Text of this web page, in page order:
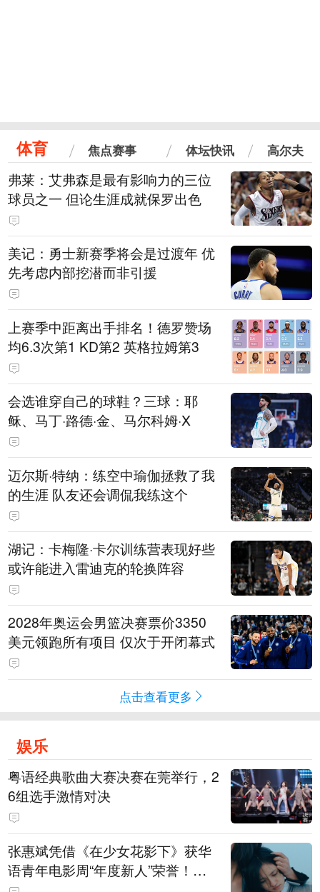
体育 焦点赛事 体坛快讯 高尔夫
弗莱：艾弗森是最有影响力的三位
球员之一 但论生涯成就保罗出色
美记：勇士新赛季将会是过渡年 优
先考虑内部挖潜而非引援
上赛季中距离出手排名！德罗赞场
均6.3次第1 KD第2 英格拉姆第3
会选谁穿自己的球鞋？三球：耶
稣、马丁·路德·金、马尔科姆·X
迈尔斯·特纳：练空中瑜伽拯救了我
的生涯 队友还会调侃我练这个
湖记：卡梅隆·卡尔训练营表现好些
或许能进入雷迪克的轮换阵容
2028年奥运会男篮决赛票价3350
美元领跑所有项目 仅次于开闭幕式
点击查看更多
娱乐
粤语经典歌曲大赛决赛在莞举行，2
6组选手激情对决
张惠斌凭借《在少女花影下》获华
语青年电影周“年度新人”荣誉！该